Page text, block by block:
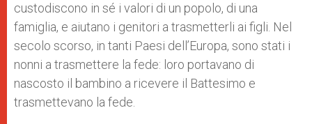
custodiscono in sé i valori di un popolo, di una
famiglia, e aiutano i genitori a trasmetterli ai figli. Nel
secolo scorso, in tanti Paesi dell’Europa, sono stati i
nonni a trasmettere la fede: loro portavano di
nascosto il bambino a ricevere il Battesimo e
trasmettevano la fede.